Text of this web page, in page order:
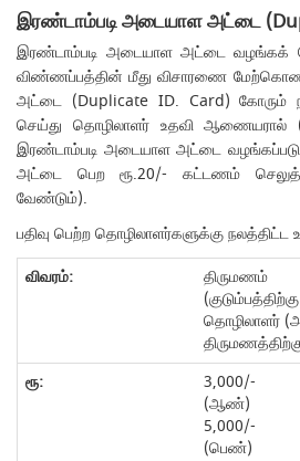
இரண்டாம்படி அடையாள அட்டை
இரண்டாம்படி அடையாள அட்டை வழங்கக்
விண்ணப்பத்தின் மீது விசாரணை
அட்டை (Duplicate ID. Card) கோரும்
செய்து தொழிலாளர் உதவி ஆணையரால்
இரண்டாம்படி அடையாள அட்டை
அட்டை பெற ரூ.20/- கட்டணம்
வேண்டும்).
பதிவு பெற்ற தொழிலாளர்களுக்கு நலத்திட்ட
திருமணம்
தொழிலாளர்
3,000/-
(ஆண்)
5,000/-
(பெண்)